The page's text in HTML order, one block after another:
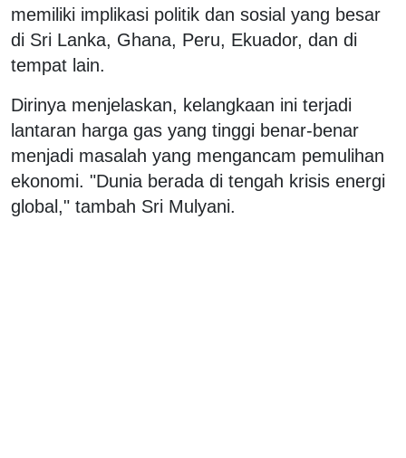
memiliki implikasi politik dan sosial yang besar
di Sri Lanka, Ghana, Peru, Ekuador, dan di
tempat lain.
Dirinya menjelaskan, kelangkaan ini terjadi
lantaran harga gas yang tinggi benar-benar
menjadi masalah yang mengancam pemulihan
ekonomi. "Dunia berada di tengah krisis energi
global," tambah Sri Mulyani.